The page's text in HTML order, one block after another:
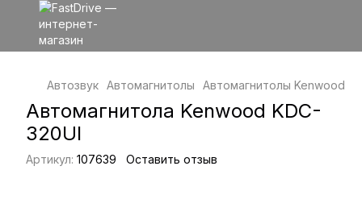
Автозвук Автомагнитолы Автомагнитолы Kenwood
Автомагнитола Kenwood KDC-
320UI
Артикул: 107639 Оставить отзыв